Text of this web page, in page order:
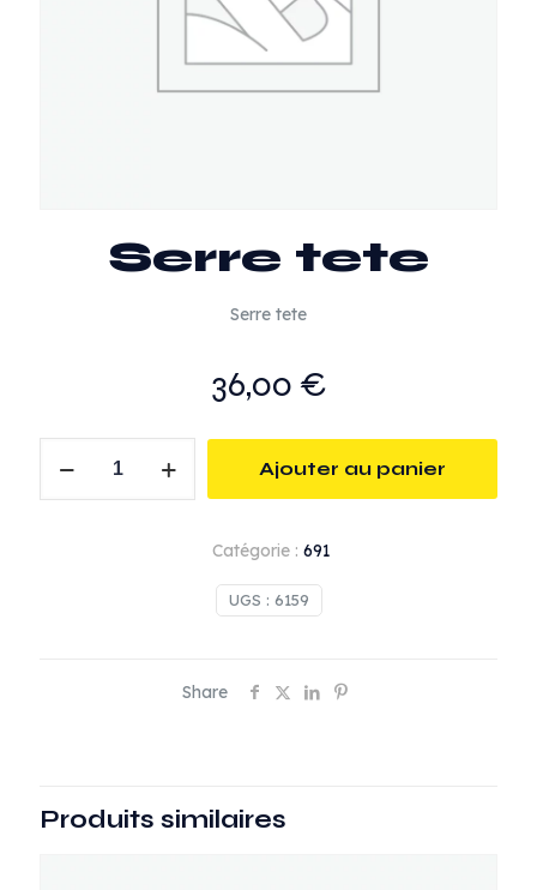
Serre tete
Serre tete
36,00€
Ajouter au panier
UGS : 6159
Catégorie : 691
Share
Produits similaires